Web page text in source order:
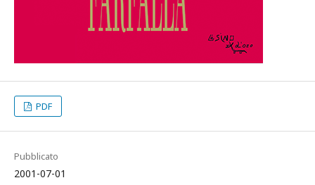
PDF
Pubblicato
2001-07-01